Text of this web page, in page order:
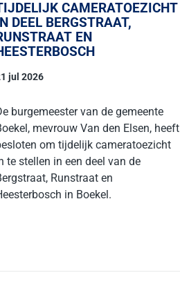
CAMERATOEZICHT
IN DEEL BERGSTRAAT,
EN
jul 2026
burgemeester van de gemeente
mevrouw Van den Elsen, heeft
om tijdelijk cameratoezicht
te stellen in een deel van de
Runstraat en
in Boekel.